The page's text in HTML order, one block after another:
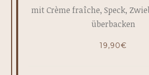
mit Crème fraîche, Speck,
überbacken
19,90€